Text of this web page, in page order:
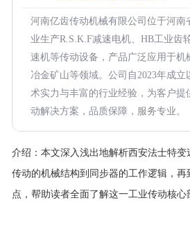
河南亿齿传动机械有限公司位于河南
业生产R.S.K.F减速电机、HB工业齿
速机等传动设备，产品广泛应用于机
冶金矿山等领域。公司自2023年成
术实力与丰富的行业经验，为客户提
动解决方案，品质保障，服务专业。
介绍： 本文深入浅出地解析西安法士特
传动的机械结构到同步器的工作逻辑，
点，帮助读者全面了解这一工业传动核心